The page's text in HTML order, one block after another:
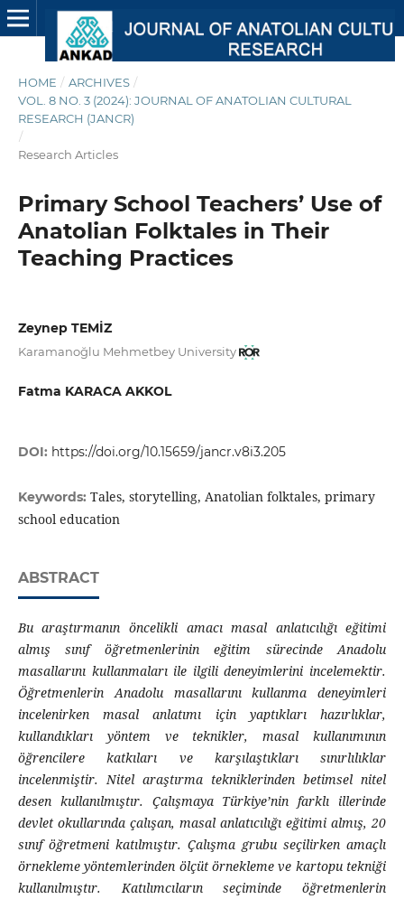
HOME / ARCHIVES /
VOL. 8 NO. 3 (2024): JOURNAL OF ANATOLIAN CULTURAL
RESEARCH (JANCR)
/
Research Articles
Primary School Teachers’ Use of
Anatolian Folktales in Their
Teaching Practices
Zeynep TEMİZ
Karamanoğlu Mehmetbey University
Fatma KARACA AKKOL
DOI: https://doi.org/10.15659/jancr.v8i3.205
Keywords: Tales, storytelling, Anatolian folktales, primary
school education
ABSTRACT
Bu araştırmanın öncelikli amacı masal anlatıcılığı eğitimi
almış sınıf öğretmenlerinin eğitim sürecinde Anadolu
masallarını kullanmaları ile ilgili deneyimlerini incelemektir.
Öğretmenlerin Anadolu masallarını kullanma deneyimleri
incelenirken masal anlatımı için yaptıkları hazırlıklar,
kullandıkları yöntem ve teknikler, masal kullanımının
öğrencilere katkıları ve karşılaştıkları sınırlılıklar
incelenmiştir. Nitel araştırma tekniklerinden betimsel nitel
desen kullanılmıştır. Çalışmaya Türkiye’nin farklı illerinde
devlet okullarında çalışan, masal anlatıcılığı eğitimi almış, 20
sınıf öğretmeni katılmıştır. Çalışma grubu seçilirken amaçlı
örnekleme yöntemlerinden ölçüt örnekleme ve kartopu tekniği
kullanılmıştır. Katılımcıların seçiminde öğretmenlerin